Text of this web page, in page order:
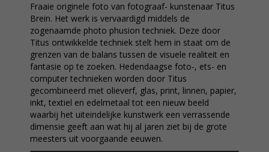
Fraaie originele foto van fotograaf- kunstenaar Titus
Brein. Het werk is vervaardigd middels de
zogenaamde photo phusion techniek. Deze door
Titus ontwikkelde techniek stelt hem in staat om de
grenzen van de balans tussen de visuele realiteit en
fantasie op te zoeken. Hedendaagse foto-, ets- en
computer technieken worden door Titus
gecombineerd met olieverf, glas, print, linnen, papier,
inkt, textiel en edelmetaal tot een nieuw beeld
waarbij het uiteindelijke kunstwerk een verrassende
dimensie geeft aan wat hij al jaren ziet bij de grote
meesters uit voorgaande eeuwen.